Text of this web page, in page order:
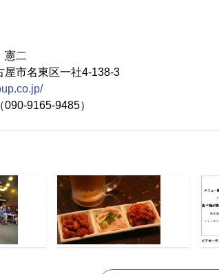
二
屋市名東区一社4-138-3
9165-9485）